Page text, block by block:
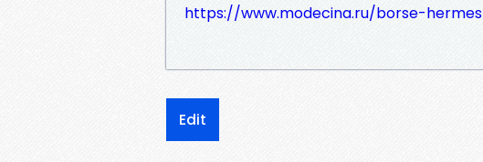
https://www.modecina.ru/borse-hermes
Edit